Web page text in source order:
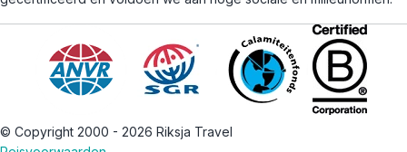
© Copyright 2000 - 2026 Riksja Travel